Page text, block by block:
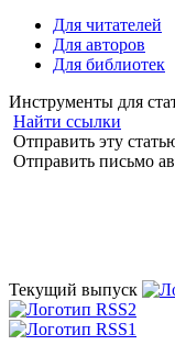
Для читателей
Для авторов
Для библиотек
Инструменты для
Найти ссылки
Отправить эту
Отправить письмо
Текущий выпуск